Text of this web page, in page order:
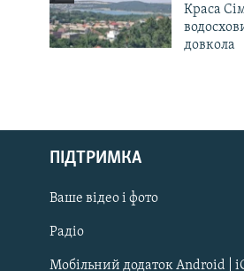
Русский
Qırımtatar
ДОЛУЧАЙСЯ!
Краса
довкола
ПІДТРИМКА
Ваше відео і фото
Радіо
Мобільний додаток Android |